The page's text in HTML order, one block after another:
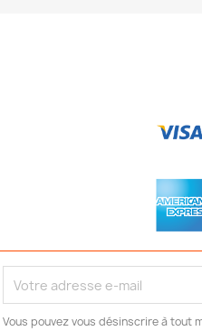
Vous pouvez vous désinscrire à tout